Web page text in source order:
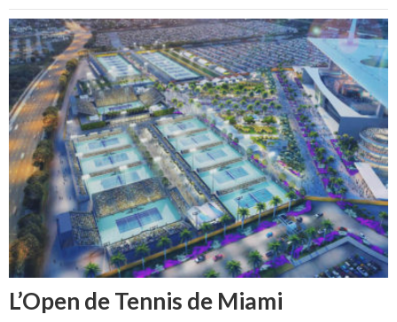
L’Open de Tennis de Miami